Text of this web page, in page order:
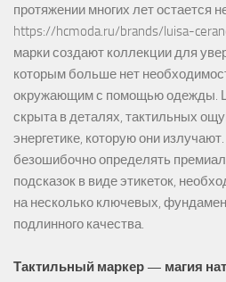
протяжении многих лет остается
https://hcmoda.ru/brands/luisa-
марки создают коллекции для
которым больше нет
окружающим с помощью одежды.
скрыта в деталях, тактильных
энергетике, которую они
безошибочно определять
подсказок в виде этикеток,
на несколько ключевых,
подлинного качества.
Тактильный маркер — магия